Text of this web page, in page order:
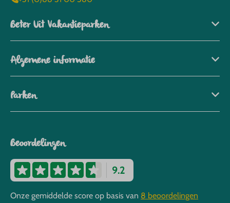
Beter Uit Vakantieparken
Algemene informatie
Parken
Beoordelingen
9.2
Onze gemiddelde score op basis van 8 beoordelingen